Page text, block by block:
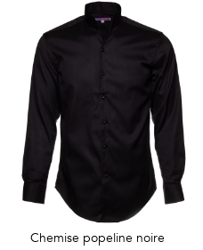
Chemise popeline noire